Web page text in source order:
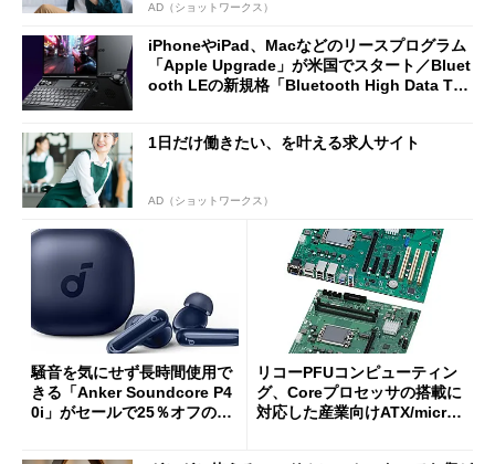
AD（ショットワークス）
iPhoneやiPad、Macなどのリースプログラム
「Apple Upgrade」が米国でスタート／Bluet
ooth LEの新規格「Bluetooth High Data Thr
1日だけ働きたい、を叶える求人サイト
AD（ショットワークス）
騒音を気にせず長時間使用で
きる「Anker Soundcore P4
0i」がセールで25％オフの59
リコーPFUコンピューティン
グ、Coreプロセッサの搭載に
対応した産業向けATX/micro